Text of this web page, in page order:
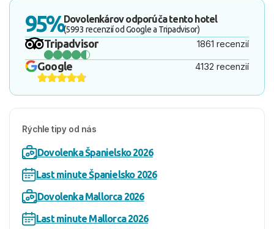
95%Dovolenkárov odporúča tento hotel
(5993 recenzií od Google a Tripadvisor)
Tripadvisor 1861 recenzií
Google 4132 recenzií
Rýchle tipy od nás
Dovolenka Španielsko 2026
Last minute Španielsko 2026
Dovolenka Mallorca 2026
Last minute Mallorca 2026